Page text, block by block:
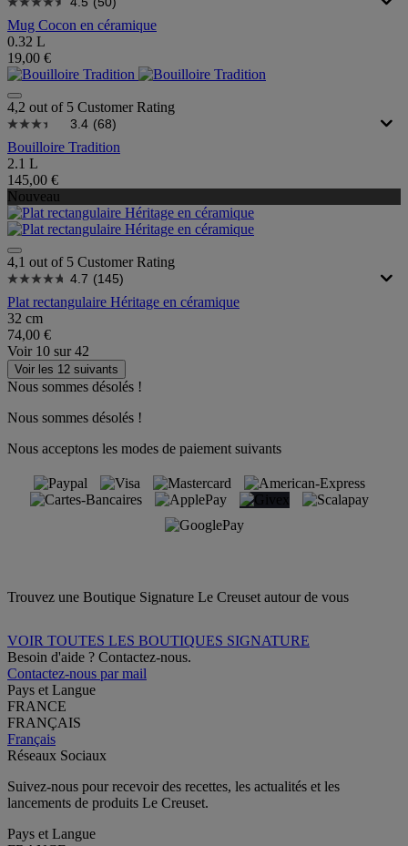
Mug Cocon en céramique
0.32 L
19,00 €
4,2 out of 5 Customer Rating
3.4 (68)
Bouilloire Tradition
2.1 L
145,00 €
Nouveau
4,1 out of 5 Customer Rating
4.7 (145)
Plat rectangulaire Héritage en céramique
32 cm
74,00 €
Voir 10 sur42
Voir les 12 suivants
Nous sommes désolés !
Nous sommes désolés !
Nous acceptons les modes de paiement suivants
Trouvez une Boutique Signature Le Creuset autour de vous
VOIR TOUTES LES BOUTIQUES SIGNATURE
Besoin d'aide ? Contactez-nous.
Contactez-nous par mail
Pays et Langue
FRANCE
FRANÇAIS
Français
Réseaux Sociaux
Suivez-nous pour recevoir des recettes, les actualités et les
lancements de produits Le Creuset.
Pays et Langue